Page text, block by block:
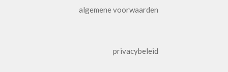
algemene voorwaarden
privacybeleid